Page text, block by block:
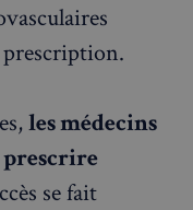
les médecins
prescrire
se fait